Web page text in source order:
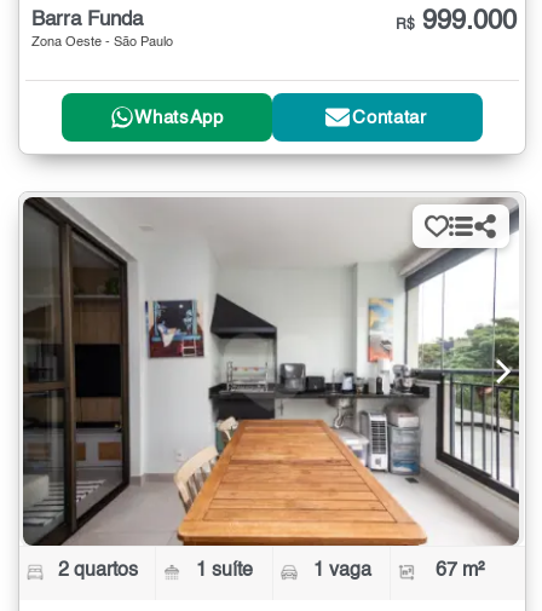
Barra Funda
Zona Oeste - São Paulo
R$ 999.000
WhatsApp Contatar
2 quartos 1 suíte 1 vaga 67 m²